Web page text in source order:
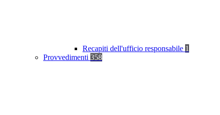
Recapiti dell'ufficio responsabile 1
Provvedimenti 358